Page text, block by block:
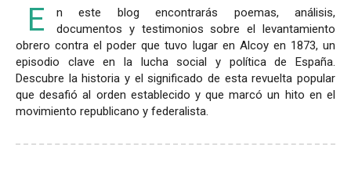
E
n este blog encontrarás poemas, análisis,
documentos y testimonios sobre el levantamiento
obrero contra el poder que tuvo lugar en Alcoy en 1873, un
episodio clave en la lucha social y política de España.
Descubre la historia y el significado de esta revuelta popular
que desafió al orden establecido y que marcó un hito en el
movimiento republicano y federalista.